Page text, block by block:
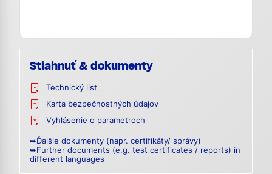
Stiahnuť & dokumenty
Technický list
Karta bezpečnostných údajov
Vyhlásenie o parametroch
➥Ďalšie dokumenty (napr. certifikáty/ správy)
➥Further documents (e.g. test certificates / reports) in
different languages